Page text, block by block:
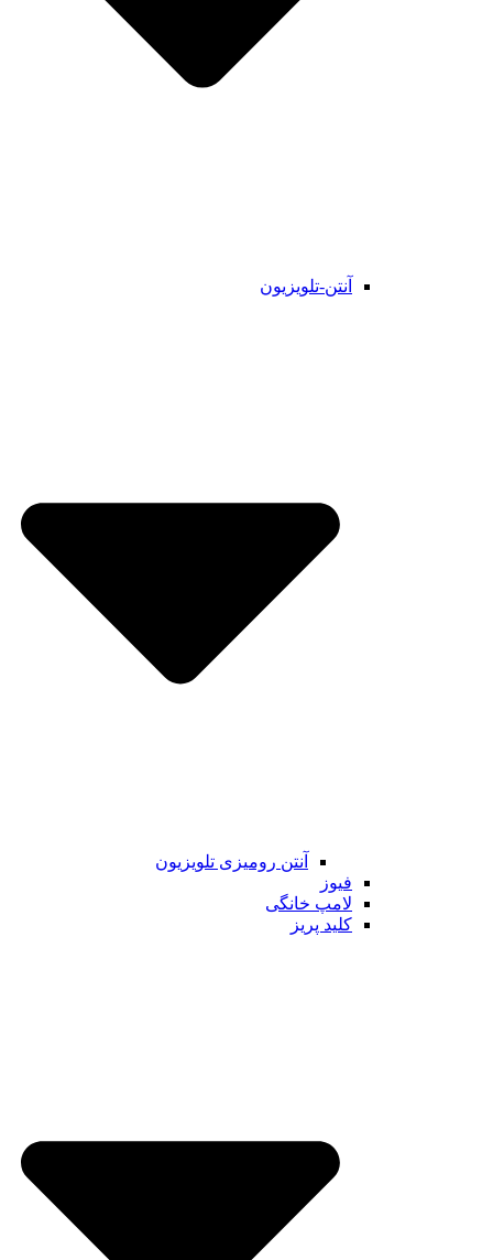
آنتن-تلویزیون
آنتن رومیزی تلویزیون
فیوز
لامپ خانگی
کلید پریز